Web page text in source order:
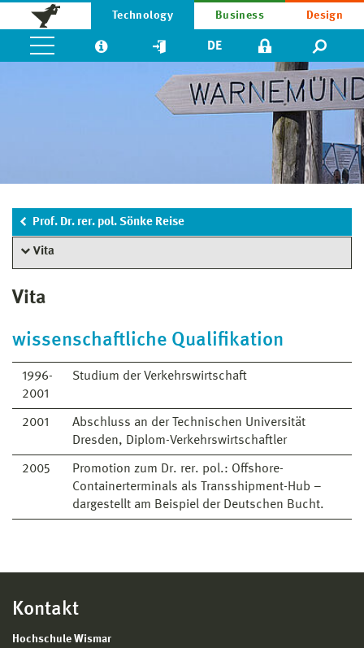
Technology Business Design
DE
Prof. Dr. rer. pol. Sönke Reise
Vita
Vita
wissenschaftliche Qualifikation
1996-
2001
Studium der Verkehrswirtschaft
2001
Abschluss an der Technischen Universität
Dresden, Diplom-Verkehrswirtschaftler
2005
Promotion zum Dr. rer. pol.: Offshore-
Containerterminals als Transshipment-Hub –
dargestellt am Beispiel der Deutschen Bucht.
Kontakt
Hochschule Wismar